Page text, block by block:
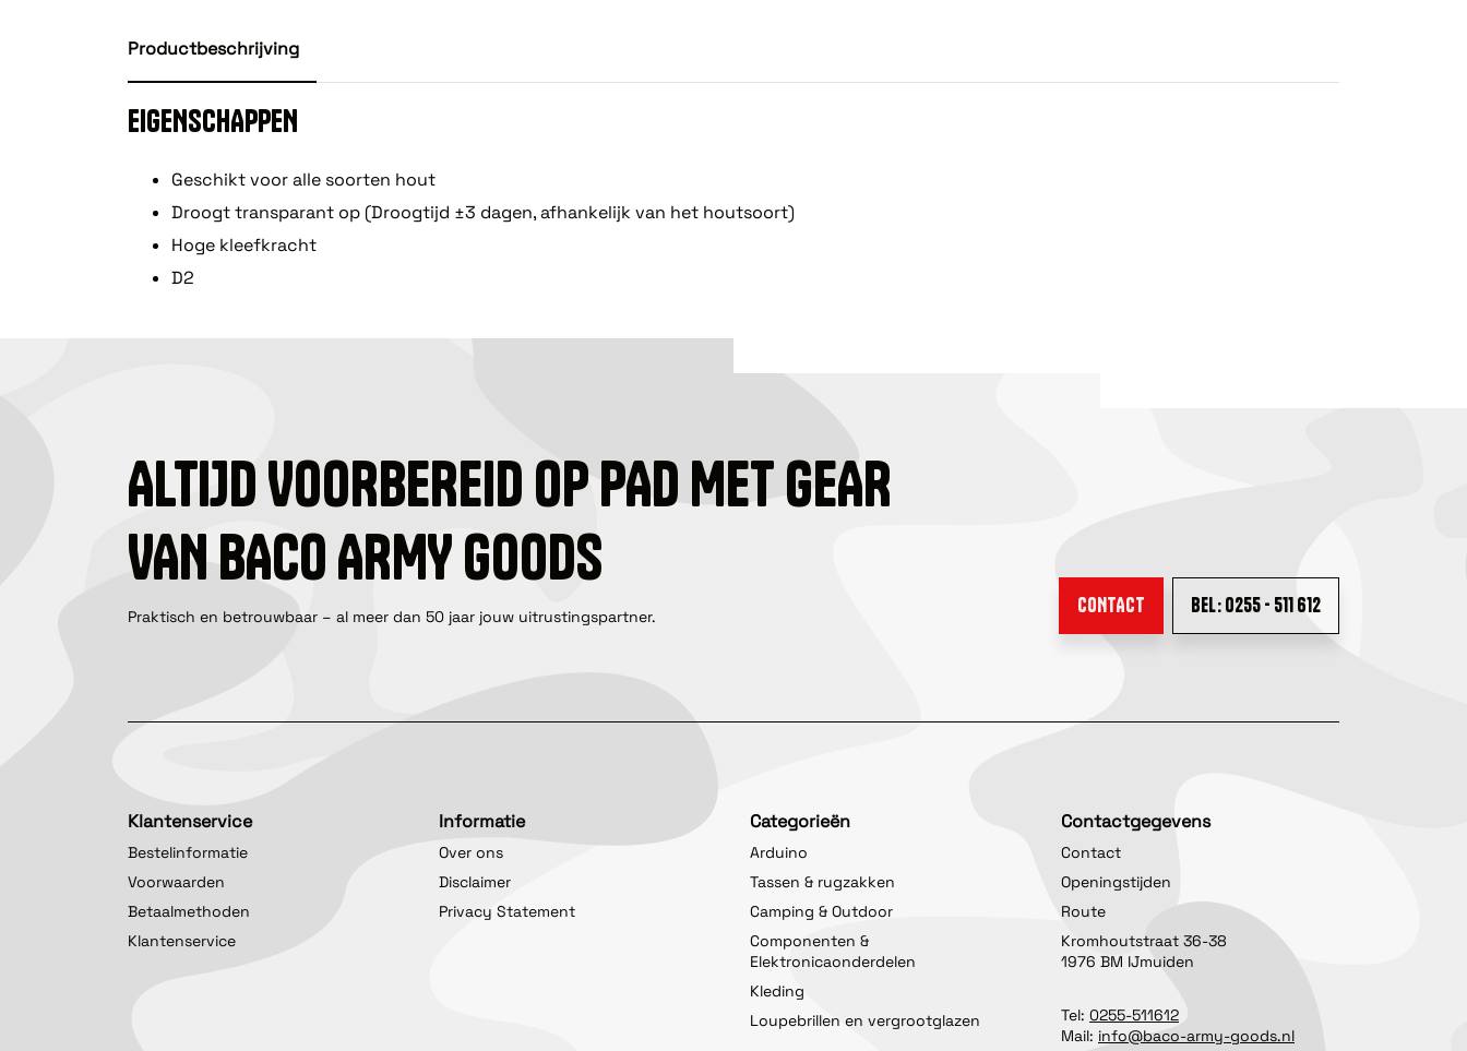
Productbeschrijving
EIGENSCHAPPEN
Geschikt voor alle soorten hout
Droogt transparant op (Droogtijd ±3 dagen, afhankelijk van het houtsoort)
Hoge kleefkracht
D2
ALTIJD VOORBEREID OP PAD MET GEAR
VAN BACO ARMY GOODS
Praktisch en betrouwbaar – al meer dan 50 jaar jouw uitrustingspartner. CONTACT BEL: 0255 - 511 612
Klantenservice
Bestelinformatie
Voorwaarden
Betaalmethoden
Klantenservice
Informatie
Over ons
Disclaimer
Privacy Statement
Categorieën
Arduino
Tassen & rugzakken
Camping & Outdoor
Componenten &
Elektronicaonderdelen
Kleding
Loupebrillen en vergrootglazen
Contactgegevens
Contact
Openingstijden
Route
Kromhoutstraat 36-38
1976 BM IJmuiden
Tel: 0255-511612
Mail: info@baco-army-goods.nl